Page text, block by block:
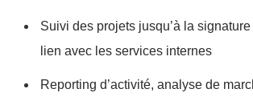
Suivi des projets jusqu’à la
lien avec les services internes
Reporting d’activité, analyse de